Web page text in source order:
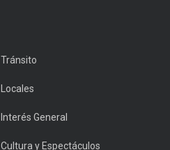
Tránsito
Locales
Interés General
Cultura y Espectáculos